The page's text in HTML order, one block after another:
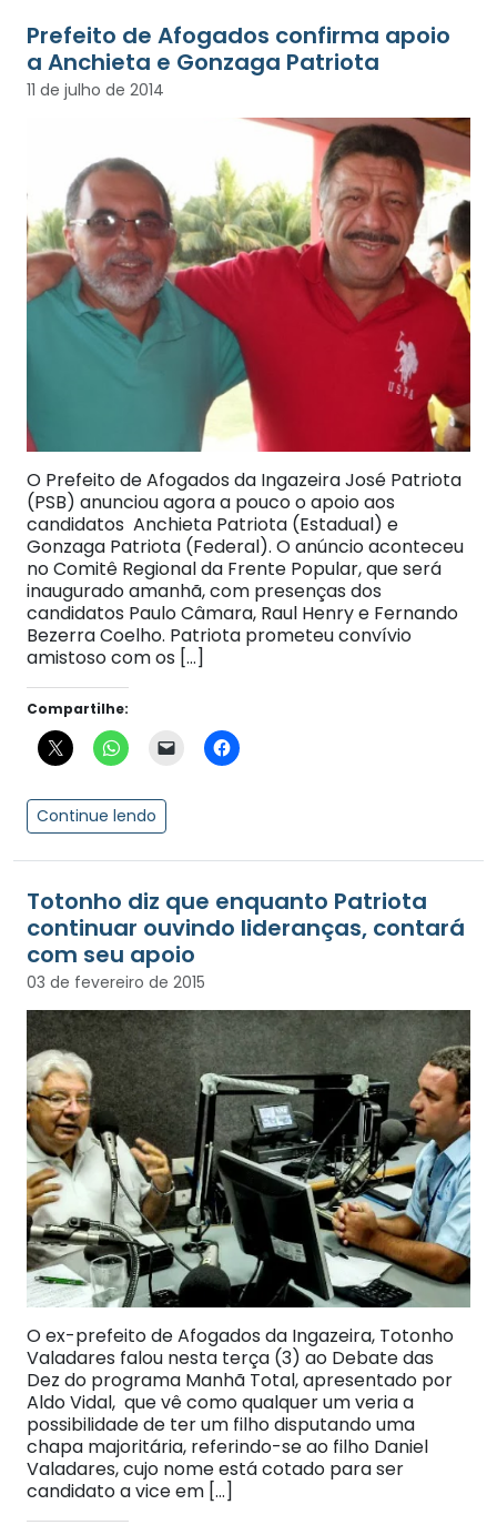
Prefeito de Afogados confirma apoio
a Anchieta e Gonzaga Patriota
11 de julho de 2014
O Prefeito de Afogados da Ingazeira José Patriota
(PSB) anunciou agora a pouco o apoio aos
candidatos Anchieta Patriota (Estadual) e
Gonzaga Patriota (Federal). O anúncio aconteceu
no Comitê Regional da Frente Popular, que será
inaugurado amanhã, com presenças dos
candidatos Paulo Câmara, Raul Henry e Fernando
Bezerra Coelho. Patriota prometeu convívio
amistoso com os […]
Compartilhe:
Continue lendo
Totonho diz que enquanto Patriota
continuar ouvindo lideranças, contará
com seu apoio
03 de fevereiro de 2015
O ex-prefeito de Afogados da Ingazeira, Totonho
Valadares falou nesta terça (3) ao Debate das
Dez do programa Manhã Total, apresentado por
Aldo Vidal, que vê como qualquer um veria a
possibilidade de ter um filho disputando uma
chapa majoritária, referindo-se ao filho Daniel
Valadares, cujo nome está cotado para ser
candidato a vice em […]